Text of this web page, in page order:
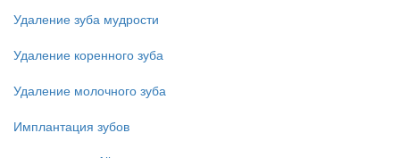
Удаление зуба мудрости
Удаление коренного зуба
Удаление молочного зуба
Имплантация зубов